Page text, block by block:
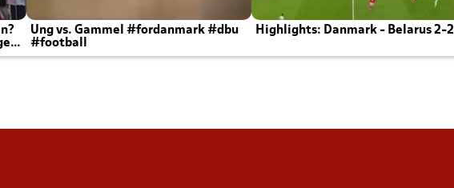
Ung vs. Gammel #fordanmark #dbu
#football
Highlights: Danmark - Belarus 2-2